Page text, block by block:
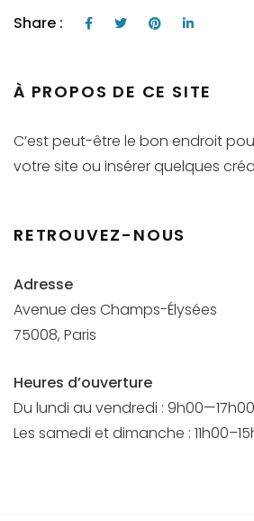
Share :
À PROPOS DE CE SITE
C’est peut-être le bon endroit
votre site ou insérer quelques
RETROUVEZ-NOUS
Adresse
Avenue des Champs-Élysées
75008, Paris
Heures d’ouverture
Du lundi au vendredi : 9h00—17h00
Les samedi et dimanche :